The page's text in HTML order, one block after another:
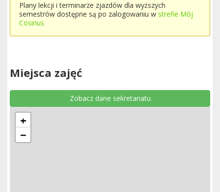
Plany lekcji i terminarze zjazdów dla wyższych
semestrów dostępne są po zalogowaniu w strefie Mój
Cosinus
Miejsca zajęć
Zobacz dane sekretariatu
+
−